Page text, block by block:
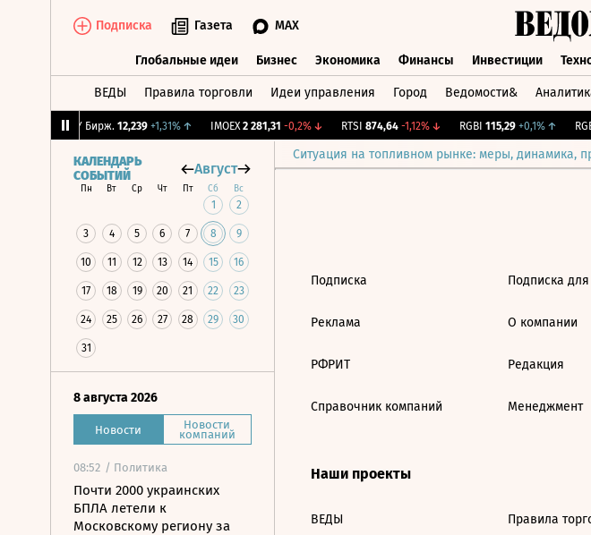
Подписка Газета MAX
Глобальные идеи Бизнес Экономика Финансы Инвестиции
ВЕДЫ Правила торговли Идеи управления Город Ведомости&
CNY Бирж. 12,239 +1,31%↑ IMOEX 2 281,31 -0,2%↓ RTSI 874,64 -1,12%↓ RGBI 115,29 +0,1%↑
Ситуация на топливном рынке: меры, динамика,
КАЛЕНДАРЬ
СОБЫТИЙ
Август
Пн Вт Ср Чт Пт Сб Вс
1 2
3 4 5 6 7 8 9
10 11 12 13 14 15 16
17 18 19 20 21 22 23
24 25 26 27 28 29 30
31
8 августа 2026
Новости Новости
компаний
08:52 / Политика
Почти 2000 украинских
БПЛА летели к
Московскому региону за
Подписка
Реклама
РФРИТ
Справочник компаний
Подписка
О компании
Редакция
Менеджмент
Наши проекты
ВЕДЫ Правила